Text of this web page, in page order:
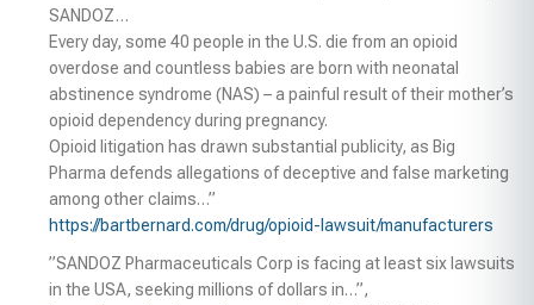
SANDOZ…
Every day, some 40 people in the U.S. die from an opioid
overdose and countless babies are born with neonatal
abstinence syndrome (NAS) – a painful result of their mother’s
opioid dependency during pregnancy.
Opioid litigation has drawn substantial publicity, as Big
Pharma defends allegations of deceptive and false marketing
among other claims…”
https://bartbernard.com/drug/opioid-lawsuit/manufacturers
”SANDOZ Pharmaceuticals Corp is facing at least six lawsuits
in the USA, seeking millions of dollars in…”,